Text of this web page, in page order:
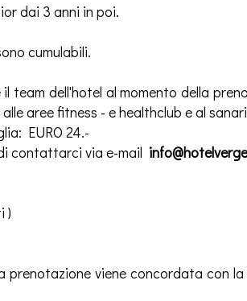
dai 3 anni in poi.
cumulabili.
dell'hotel al momento della
aree fitness - e healthclub e al
EURO 24.-
contattarci via e-mail
)
viene concordata con